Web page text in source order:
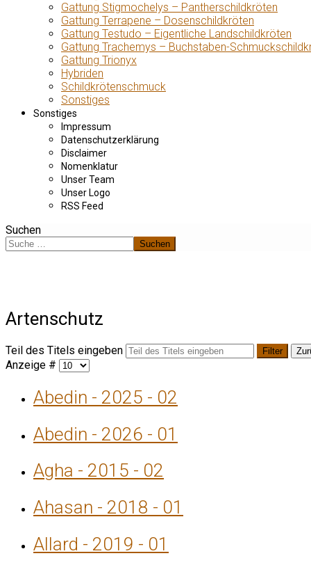
Gattung Stigmochelys – Pantherschildkröten
Gattung Terrapene – Dosenschildkröten
Gattung Testudo – Eigentliche Landschildkröten
Gattung Trachemys – Buchstaben-
Gattung Trionyx
Hybriden
Schildkrötenschmuck
Sonstiges
Sonstiges
Impressum
Datenschutzerklärung
Disclaimer
Nomenklatur
Unser Team
Unser Logo
RSS Feed
Suchen
Suchen
Artenschutz
Teil des Titels eingeben Filter
Anzeige #
Abedin - 2025 - 02
Abedin - 2026 - 01
Agha - 2015 - 02
Ahasan - 2018 - 01
Allard - 2019 - 01